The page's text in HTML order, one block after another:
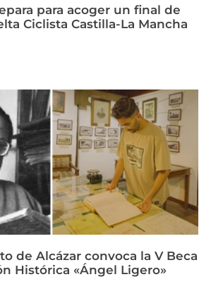
para acoger un final de
Ciclista Castilla-La Mancha
de Alcázar convoca la V Beca
Histórica «Ángel Ligero»